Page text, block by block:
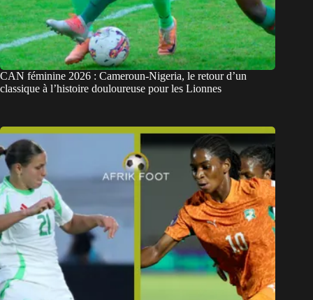
CAN féminine 2026 : Cameroun-Nigeria, le retour d’un
classique à l’histoire douloureuse pour les Lionnes